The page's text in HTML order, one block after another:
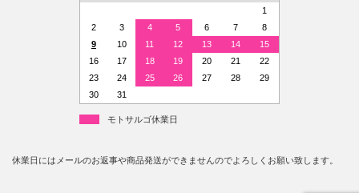
1
2
3 4 5 6 7
8
9
10 11 12 13 14
15
16
17 18 19 20 21
22
23
24 25 26 27 28
29
30
31
モトサルゴ休業日
休業日にはメールのお返事や商品発送ができませんのでよろしくお願い致します。